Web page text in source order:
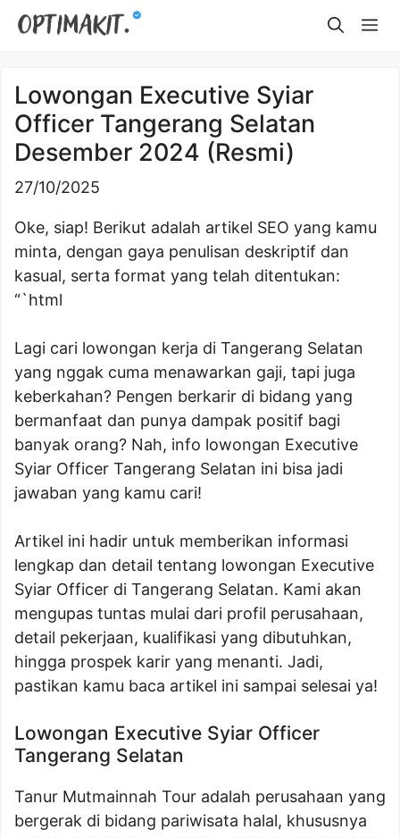
Skip
Lowongan Executive Syiar
Officer Tangerang Selatan
Desember 2024 (Resmi)
27/10/2025
Oke, siap! Berikut adalah artikel SEO yang kamu
minta, dengan gaya penulisan deskriptif dan
kasual, serta format yang telah ditentukan:
“`html
Lagi cari lowongan kerja di Tangerang Selatan
yang nggak cuma menawarkan gaji, tapi juga
keberkahan? Pengen berkarir di bidang yang
bermanfaat dan punya dampak positif bagi
banyak orang? Nah, info lowongan Executive
Syiar Officer Tangerang Selatan ini bisa jadi
jawaban yang kamu cari!
Artikel ini hadir untuk memberikan informasi
lengkap dan detail tentang lowongan Executive
Syiar Officer di Tangerang Selatan. Kami akan
mengupas tuntas mulai dari profil perusahaan,
detail pekerjaan, kualifikasi yang dibutuhkan,
hingga prospek karir yang menanti. Jadi,
pastikan kamu baca artikel ini sampai selesai ya!
Lowongan Executive Syiar Officer
Tangerang Selatan
Tanur Mutmainnah Tour adalah perusahaan yang
bergerak di bidang pariwisata halal, khususnya